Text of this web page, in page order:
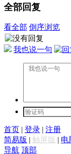
全部回复
看全部 倒序浏览
我也说一句
首页 | 登录 | 注册
简易版 | 触屏版 | 电
导航 顶部